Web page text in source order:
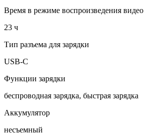
Время в режиме воспроизведения видео
23 ч
Тип разъема для зарядки
USB-C
Функции зарядки
беспроводная зарядка, быстрая зарядка
Аккумулятор
несъемный